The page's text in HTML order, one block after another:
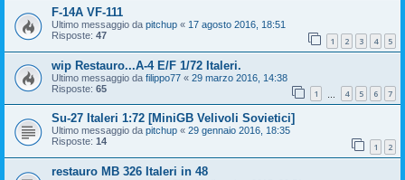
F-14A VF-111
Ultimo messaggio da pitchup « 17 agosto 2016, 18:51
Risposte: 47 1 2 3 4 5
wip Restauro...A-4 E/F 1/72 Italeri.
Ultimo messaggio da filippo77 « 29 marzo 2016, 14:38
Risposte: 65 1 4 5 6 7
Su-27 Italeri 1:72 [MiniGB Velivoli Sovietici]
Ultimo messaggio da pitchup « 29 gennaio 2016, 18:35
Risposte: 14 1 2
restauro MB 326 Italeri in 48